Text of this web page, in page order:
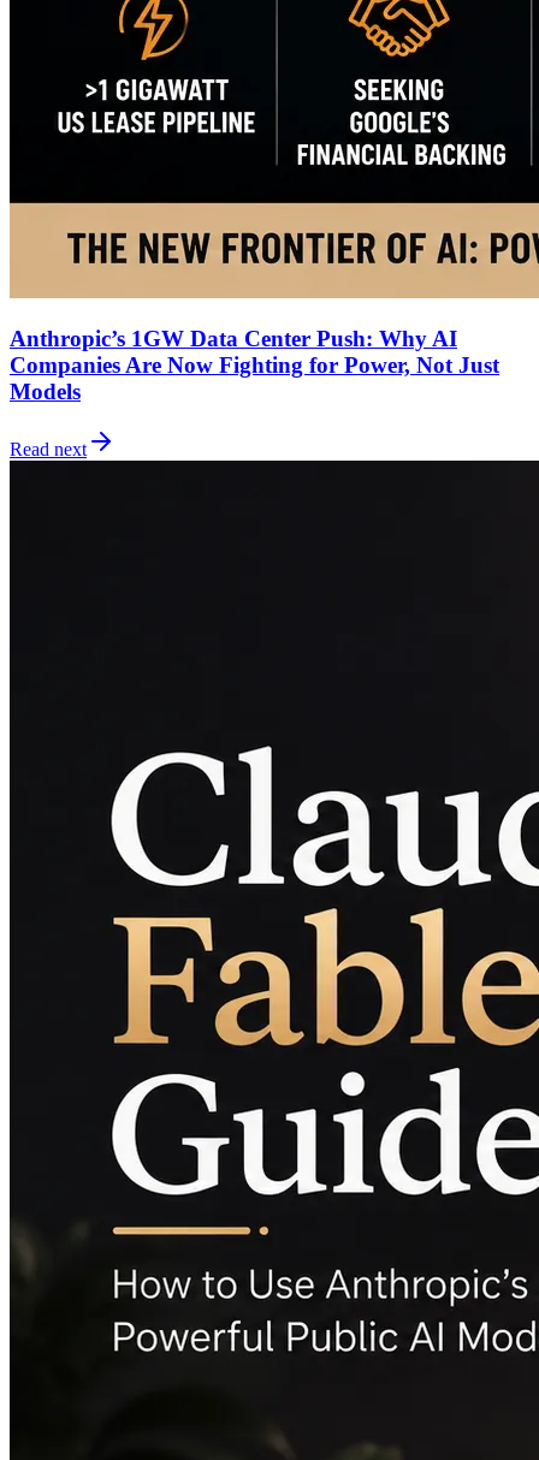
Anthropic’s 1GW Data Center Push: Why AI
Companies Are Now Fighting for Power, Not Just
Models
Read next